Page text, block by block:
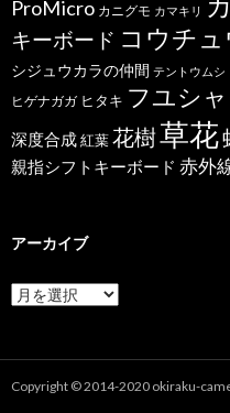
ProMicro カニグモ カマキリ
キーボード コウチュ
シジュウカラの仲間 テントウムシ
ヒゲナガガ ヒタキ フユシ
深度合成紅葉花樹草花
親指シフトキーボード 赤外
アーカイブ
ア
ー
Copyright © 2014-2020 okiraku-